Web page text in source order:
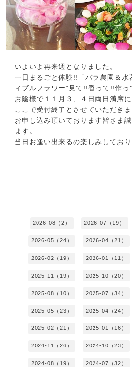
いよいよ再来週となりました。
一日まるごと体験!!「バラ農園＆水
ィブルフラワー”見て!!香って!!作っ
お陰様で１１月３、４日両日満席に
ここで受付終了とさせていただきま
お申し込み頂いております皆さま
ます。
当日お逢い出来るの楽しみしており
2026-08（2） 2026-07（19）
2026-05（24） 2026-04（21）
2026-02（19） 2026-01（11）
2025-11（19） 2025-10（20）
2025-08（10） 2025-07（34）
2025-05（23） 2025-04（24）
2025-02（21） 2025-01（16）
2024-11（26） 2024-10（23）
2024-08（19） 2024-07（32）